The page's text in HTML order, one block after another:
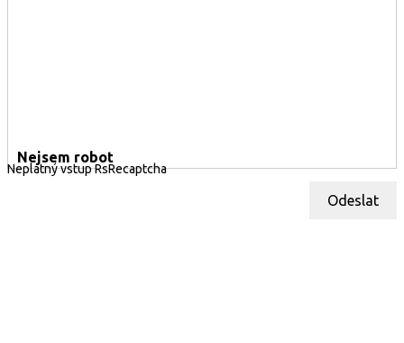
Nejsem robot
Neplatný vstup RsRecaptcha
Odeslat